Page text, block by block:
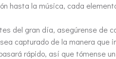
hasta la música, cada
del gran día, asegúrense de
capturado de la manera que
rápido, así que tómense